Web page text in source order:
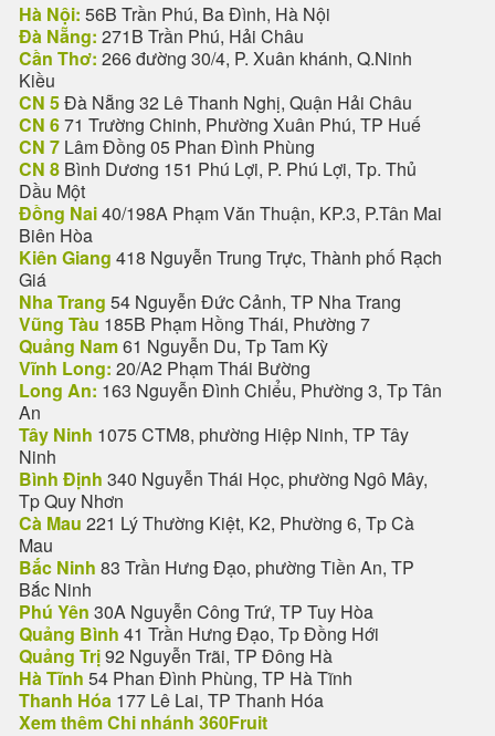
Hà Nội: 56B Trần Phú, Ba Đình, Hà Nội
Đà Nẵng: 271B Trần Phú, Hải Châu
Cần Thơ: 266 đường 30/4, P. Xuân khánh, Q.Ninh
Kiều
CN 5Đà Nẵng 32 Lê Thanh Nghị, Quận Hải Châu
CN 671 Trường Chinh, Phường Xuân Phú, TP Huế
CN 7 Lâm Đồng 05 Phan Đình Phùng
CN 8 Bình Dương 151 Phú Lợi, P. Phú Lợi, Tp. Thủ
Dầu Một
Đồng Nai40/198A Phạm Văn Thuận, KP.3, P.Tân Mai
Biên Hòa
Kiên Giang 418 Nguyễn Trung Trực, Thành phố Rạch
Giá
Nha Trang 54 Nguyễn Đức Cảnh, TP Nha Trang
Vũng Tàu 185B Phạm Hồng Thái, Phường 7
Quảng Nam61 Nguyễn Du, Tp Tam Kỳ
Vĩnh Long: 20/A2 Phạm Thái Bường
Long An: 163 Nguyễn Đình Chiểu, Phường 3, Tp Tân
An
Tây Ninh 1075 CTM8, phường Hiệp Ninh, TP Tây
Ninh
Bình Định 340 Nguyễn Thái Học, phường Ngô Mây,
Tp Quy Nhơn
Cà Mau 221 Lý Thường Kiệt, K2, Phường 6, Tp Cà
Mau
Bắc Ninh 83 Trần Hưng Đạo, phường Tiền An, TP
Bắc Ninh
Phú Yên 30A Nguyễn Công Trứ, TP Tuy Hòa
Quảng Bình 41 Trần Hưng Đạo, Tp Đồng Hới
Quảng Trị92 Nguyễn Trãi, TP Đông Hà
Hà Tĩnh 54 Phan Đình Phùng, TP Hà Tĩnh
Thanh Hóa 177 Lê Lai, TP Thanh Hóa
Xem thêm Chi nhánh 360Fruit